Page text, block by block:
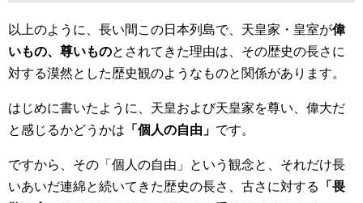
以上のように、長い間この日本列島で、天皇家・皇室が偉
いもの、尊いものとされてきた理由は、その歴史の長さに
対する漠然とした歴史観のようなものと関係があります。
はじめに書いたように、天皇および天皇家を尊い、偉大だ
と感じるかどうかは 「個人の自由」 です。
ですから、その「個人の自由」という観念と、それだけ長
いあいだ連綿と続いてきた歴史の長さ、古さに対する
「畏